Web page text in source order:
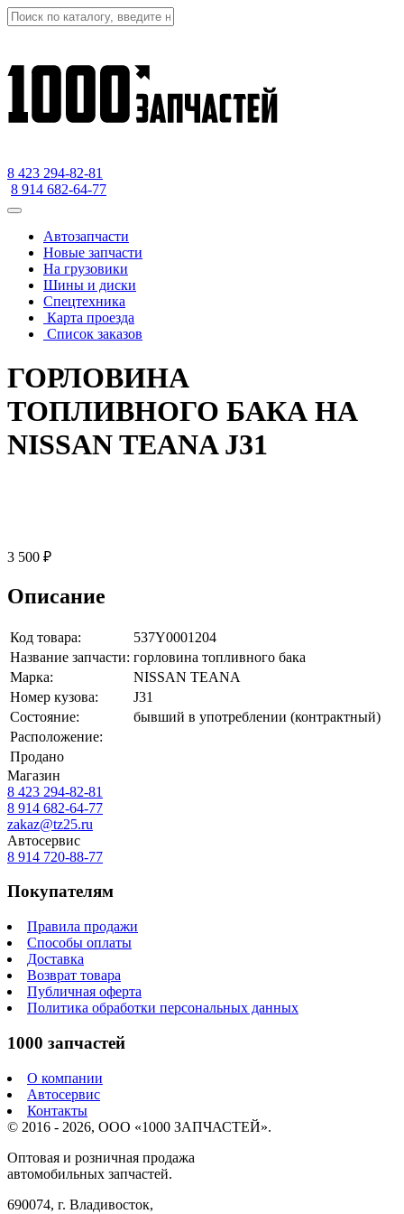
8 423 294-82-81
8 914 682-64-77
Автозапчасти
Новые запчасти
На грузовики
Шины и диски
Спецтехника
Карта проезда
Список заказов
ГОРЛОВИНА
ТОПЛИВНОГО БАКА НА
NISSAN TEANA J31
3 500 ₽
Описание
Код товара:
537Y0001204
Название запчасти: горловина топливного бака
Марка:
NISSAN TEANA
Номер кузова:
J31
Состояние:
бывший в употреблении (контрактный)
Расположение:
Продано
Магазин
8 423 294-82-81
8 914 682-64-77
zakaz@tz25.ru
Автосервис
8 914 720-88-77
Покупателям
Правила продажи
Способы оплаты
Доставка
Возврат товара
Публичная оферта
Политика обработки персональных данных
1000 запчастей
О компании
Автосервис
Контакты
© 2016 - 2026, ООО «1000 ЗАПЧАСТЕЙ».
Оптовая и розничная продажа
автомобильных запчастей.
690074, г. Владивосток,